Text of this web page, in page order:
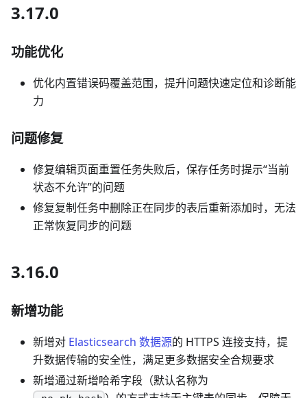
3.17.0
功能优化
优化内置错误码覆盖范围，提升问题快速定位和诊断能
力
问题修复
修复编辑页面重置任务失败后，保存任务时提示“当前
状态不允许”的问题
修复复制任务中删除正在同步的表后重新添加时，无法
正常恢复同步的问题
3.16.0
新增功能
新增对 Elasticsearch 数据源的 HTTPS 连接支持，提
升数据传输的安全性，满足更多数据安全合规要求
新增通过新增哈希字段（默认名称为